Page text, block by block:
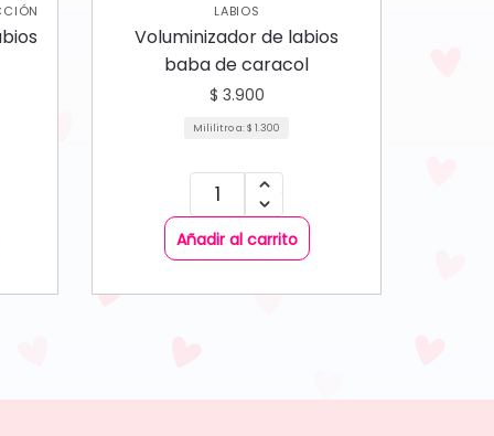
LABIOS
Voluminizador de labios
baba de caracol
$ 3.900
Mililitro a:$ 1.300
Añadir al carrito